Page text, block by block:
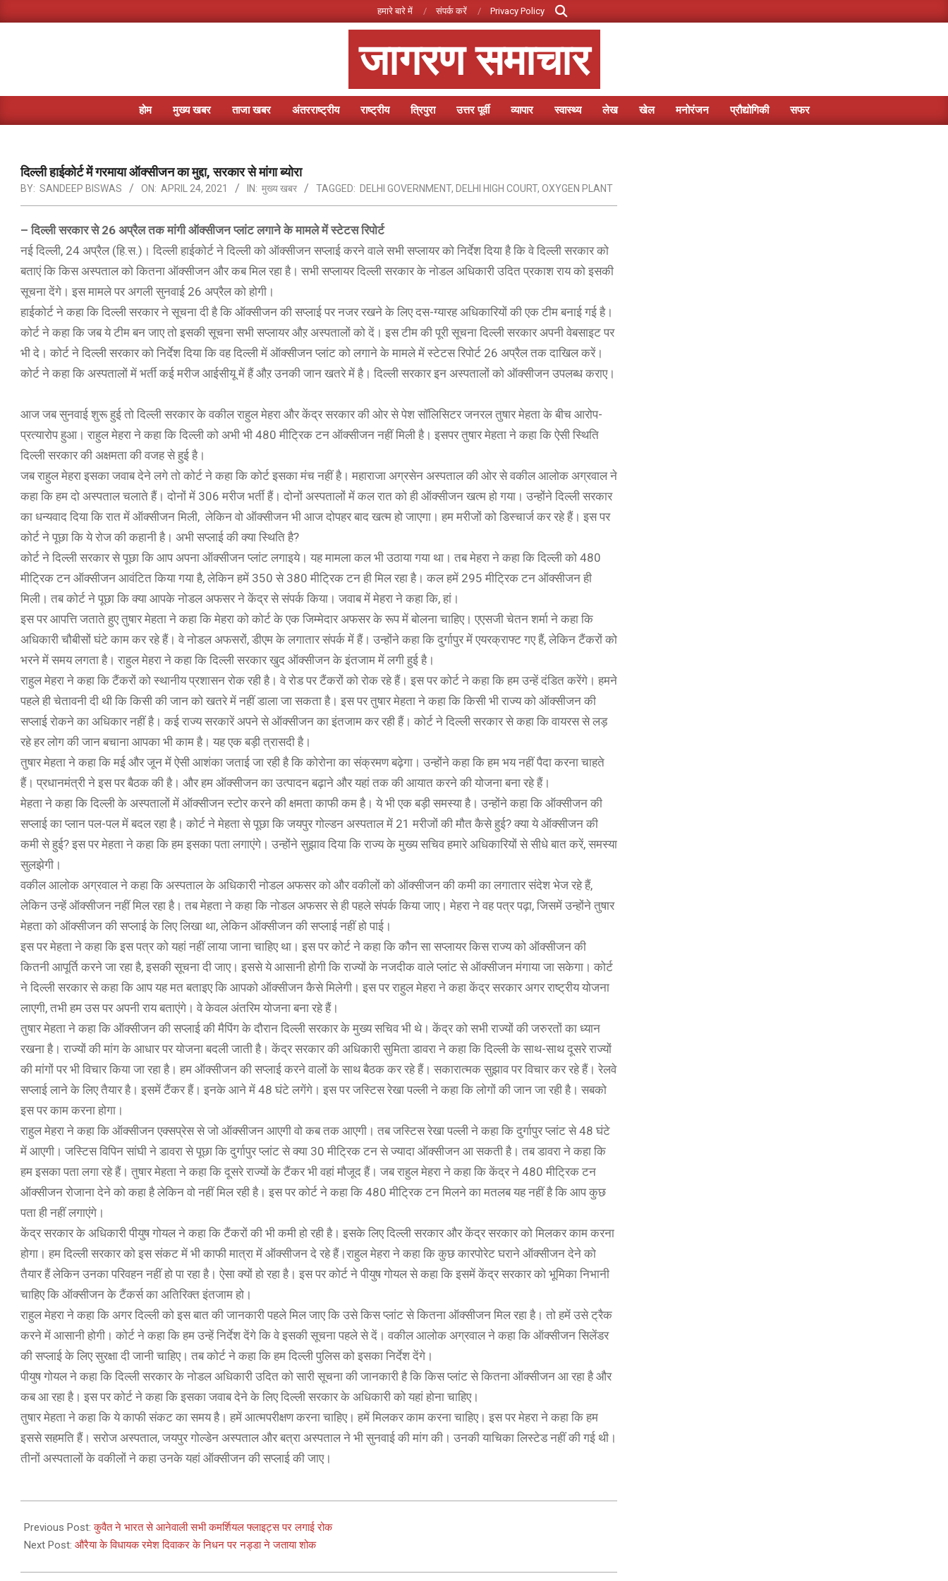
to
हमारे बारे में संपर्क करें Privacy Policy
Search
जागरण समाचार
Primary
होम मुख्य खबर ताजा खबर अंतरराष्ट्रीय राष्ट्रीय त्रिपुरा उत्तर पूर्वी व्यापार स्वास्थ्य लेख खेल मनोरंजन प्रौद्योगिकी सफर
दिल्ली हाईकोर्ट में गरमाया ऑक्सीजन का मुद्दा, सरकार से मांगा ब्योरा
BY: SANDEEP BISWAS ON: APRIL 24, 2021 IN: मुख्य खबर TAGGED: DELHI GOVERNMENT, DELHI HIGH COURT, OXYGEN PLANT
– दिल्ली सरकार से 26 अप्रैल तक मांगी ऑक्सीजन प्लांट लगाने के मामले में स्टेटस रिपोर्ट
नई दिल्ली, 24 अप्रैल (हि.स.)। दिल्ली हाईकोर्ट ने दिल्ली को ऑक्सीजन सप्लाई करने वाले सभी सप्लायर को निर्देश दिया है कि वे दिल्ली सरकार को
बताएं कि किस अस्पताल को कितना ऑक्सीजन और कब मिल रहा है। सभी सप्लायर दिल्ली सरकार के नोडल अधिकारी उदित प्रकाश राय को इसकी
सूचना देंगे। इस मामले पर अगली सुनवाई 26 अप्रैल को होगी।
हाईकोर्ट ने कहा कि दिल्ली सरकार ने सूचना दी है कि ऑक्सीजन की सप्लाई पर नजर रखने के लिए दस-ग्यारह अधिकारियों की एक टीम बनाई गई है।
कोर्ट ने कहा कि जब ये टीम बन जाए तो इसकी सूचना सभी सप्लायर औऱ अस्पतालों को दें। इस टीम की पूरी सूचना दिल्ली सरकार अपनी वेबसाइट पर
भी दे। कोर्ट ने दिल्ली सरकार को निर्देश दिया कि वह दिल्ली में ऑक्सीजन प्लांट को लगाने के मामले में स्टेटस रिपोर्ट 26 अप्रैल तक दाखिल करें।
कोर्ट ने कहा कि अस्पतालों में भर्ती कई मरीज आईसीयू में हैं औऱ उनकी जान खतरे में है। दिल्ली सरकार इन अस्पतालों को ऑक्सीजन उपलब्ध कराए।
आज जब सुनवाई शुरू हुई तो दिल्ली सरकार के वकील राहुल मेहरा और केंद्र सरकार की ओर से पेश सॉलिसिटर जनरल तुषार मेहता के बीच आरोप-
प्रत्यारोप हुआ। राहुल मेहरा ने कहा कि दिल्ली को अभी भी 480 मीट्रिक टन ऑक्सीजन नहीं मिली है। इसपर तुषार मेहता ने कहा कि ऐसी स्थिति
दिल्ली सरकार की अक्षमता की वजह से हुई है।
जब राहुल मेहरा इसका जवाब देने लगे तो कोर्ट ने कहा कि कोर्ट इसका मंच नहीं है। महाराजा अग्रसेन अस्पताल की ओर से वकील आलोक अग्रवाल ने
कहा कि हम दो अस्पताल चलाते हैं। दोनों में 306 मरीज भर्ती हैं। दोनों अस्पतालों में कल रात को ही ऑक्सीजन खत्म हो गया। उन्होंने दिल्ली सरकार
का धन्यवाद दिया कि रात में ऑक्सीजन मिली, लेकिन वो ऑक्सीजन भी आज दोपहर बाद खत्म हो जाएगा। हम मरीजों को डिस्चार्ज कर रहे हैं। इस पर
कोर्ट ने पूछा कि ये रोज की कहानी है। अभी सप्लाई की क्या स्थिति है?
कोर्ट ने दिल्ली सरकार से पूछा कि आप अपना ऑक्सीजन प्लांट लगाइये। यह मामला कल भी उठाया गया था। तब मेहरा ने कहा कि दिल्ली को 480
मीट्रिक टन ऑक्सीजन आवंटित किया गया है, लेकिन हमें 350 से 380 मीट्रिक टन ही मिल रहा है। कल हमें 295 मीट्रिक टन ऑक्सीजन ही
मिली। तब कोर्ट ने पूछा कि क्या आपके नोडल अफसर ने केंद्र से संपर्क किया। जवाब में मेहरा ने कहा कि, हां।
इस पर आपत्ति जताते हुए तुषार मेहता ने कहा कि मेहरा को कोर्ट के एक जिम्मेदार अफसर के रूप में बोलना चाहिए। एएसजी चेतन शर्मा ने कहा कि
अधिकारी चौबीसों घंटे काम कर रहे हैं। वे नोडल अफसरों, डीएम के लगातार संपर्क में हैं। उन्होंने कहा कि दुर्गापुर में एयरक्राफ्ट गए हैं, लेकिन टैंकरों को
भरने में समय लगता है। राहुल मेहरा ने कहा कि दिल्ली सरकार खुद ऑक्सीजन के इंतजाम में लगी हुई है।
राहुल मेहरा ने कहा कि टैंकरों को स्थानीय प्रशासन रोक रही है। वे रोड पर टैंकरों को रोक रहे हैं। इस पर कोर्ट ने कहा कि हम उन्हें दंडित करेंगे। हमने
पहले ही चेतावनी दी थी कि किसी की जान को खतरे में नहीं डाला जा सकता है। इस पर तुषार मेहता ने कहा कि किसी भी राज्य को ऑक्सीजन की
सप्लाई रोकने का अधिकार नहीं है। कई राज्य सरकारें अपने से ऑक्सीजन का इंतजाम कर रही हैं। कोर्ट ने दिल्ली सरकार से कहा कि वायरस से लड़
रहे हर लोग की जान बचाना आपका भी काम है। यह एक बड़ी त्रासदी है।
तुषार मेहता ने कहा कि मई और जून में ऐसी आशंका जताई जा रही है कि कोरोना का संक्रमण बढ़ेगा। उन्होंने कहा कि हम भय नहीं पैदा करना चाहते
हैं। प्रधानमंत्री ने इस पर बैठक की है। और हम ऑक्सीजन का उत्पादन बढ़ाने और यहां तक की आयात करने की योजना बना रहे हैं।
मेहता ने कहा कि दिल्ली के अस्पतालों में ऑक्सीजन स्टोर करने की क्षमता काफी कम है। ये भी एक बड़ी समस्या है। उन्होंने कहा कि ऑक्सीजन की
सप्लाई का प्लान पल-पल में बदल रहा है। कोर्ट ने मेहता से पूछा कि जयपुर गोल्डन अस्पताल में 21 मरीजों की मौत कैसे हुई? क्या ये ऑक्सीजन की
कमी से हुई? इस पर मेहता ने कहा कि हम इसका पता लगाएंगे। उन्होंने सुझाव दिया कि राज्य के मुख्य सचिव हमारे अधिकारियों से सीधे बात करें, समस्या
सुलझेगी।
वकील आलोक अग्रवाल ने कहा कि अस्पताल के अधिकारी नोडल अफसर को और वकीलों को ऑक्सीजन की कमी का लगातार संदेश भेज रहे हैं,
लेकिन उन्हें ऑक्सीजन नहीं मिल रहा है। तब मेहता ने कहा कि नोडल अफसर से ही पहले संपर्क किया जाए। मेहरा ने वह पत्र पढ़ा, जिसमें उन्होंने तुषार
मेहता को ऑक्सीजन की सप्लाई के लिए लिखा था, लेकिन ऑक्सीजन की सप्लाई नहीं हो पाई।
इस पर मेहता ने कहा कि इस पत्र को यहां नहीं लाया जाना चाहिए था। इस पर कोर्ट ने कहा कि कौन सा सप्लायर किस राज्य को ऑक्सीजन की
कितनी आपूर्ति करने जा रहा है, इसकी सूचना दी जाए। इससे ये आसानी होगी कि राज्यों के नजदीक वाले प्लांट से ऑक्सीजन मंगाया जा सकेगा। कोर्ट
ने दिल्ली सरकार से कहा कि आप यह मत बताइए कि आपको ऑक्सीजन कैसे मिलेगी। इस पर राहुल मेहरा ने कहा केंद्र सरकार अगर राष्ट्रीय योजना
लाएगी, तभी हम उस पर अपनी राय बताएंगे। वे केवल अंतरिम योजना बना रहे हैं।
तुषार मेहता ने कहा कि ऑक्सीजन की सप्लाई की मैपिंग के दौरान दिल्ली सरकार के मुख्य सचिव भी थे। केंद्र को सभी राज्यों की जरुरतों का ध्यान
रखना है। राज्यों की मांग के आधार पर योजना बदली जाती है। केंद्र सरकार की अधिकारी सुमिता डावरा ने कहा कि दिल्ली के साथ-साथ दूसरे राज्यों
की मांगों पर भी विचार किया जा रहा है। हम ऑक्सीजन की सप्लाई करने वालों के साथ बैठक कर रहे हैं। सकारात्मक सुझाव पर विचार कर रहे हैं। रेलवे
सप्लाई लाने के लिए तैयार है। इसमें टैंकर हैं। इनके आने में 48 घंटे लगेंगे। इस पर जस्टिस रेखा पल्ली ने कहा कि लोगों की जान जा रही है। सबको
इस पर काम करना होगा।
राहुल मेहरा ने कहा कि ऑक्सीजन एक्सप्रेस से जो ऑक्सीजन आएगी वो कब तक आएगी। तब जस्टिस रेखा पल्ली ने कहा कि दुर्गापुर प्लांट से 48 घंटे
में आएगी। जस्टिस विपिन सांघी ने डावरा से पूछा कि दुर्गापुर प्लांट से क्या 30 मीट्रिक टन से ज्यादा ऑक्सीजन आ सकती है। तब डावरा ने कहा कि
हम इसका पता लगा रहे हैं। तुषार मेहता ने कहा कि दूसरे राज्यों के टैंकर भी वहां मौजूद हैं। जब राहुल मेहरा ने कहा कि केंद्र ने 480 मीट्रिक टन
ऑक्सीजन रोजाना देने को कहा है लेकिन वो नहीं मिल रही है। इस पर कोर्ट ने कहा कि 480 मीट्रिक टन मिलने का मतलब यह नहीं है कि आप कुछ
पता ही नहीं लगाएंगे।
केंद्र सरकार के अधिकारी पीयुष गोयल ने कहा कि टैंकरों की भी कमी हो रही है। इसके लिए दिल्ली सरकार और केंद्र सरकार को मिलकर काम करना
होगा। हम दिल्ली सरकार को इस संकट में भी काफी मात्रा में ऑक्सीजन दे रहे हैं।राहुल मेहरा ने कहा कि कुछ कारपोरेट घराने ऑक्सीजन देने को
तैयार हैं लेकिन उनका परिवहन नहीं हो पा रहा है। ऐसा क्यों हो रहा है। इस पर कोर्ट ने पीयुष गोयल से कहा कि इसमें केंद्र सरकार को भूमिका निभानी
चाहिए कि ऑक्सीजन के टैंकर्स का अतिरिक्त इंतजाम हो।
राहुल मेहरा ने कहा कि अगर दिल्ली को इस बात की जानकारी पहले मिल जाए कि उसे किस प्लांट से कितना ऑक्सीजन मिल रहा है। तो हमें उसे ट्रैक
करने में आसानी होगी। कोर्ट ने कहा कि हम उन्हें निर्देश देंगे कि वे इसकी सूचना पहले से दें। वकील आलोक अग्रवाल ने कहा कि ऑक्सीजन सिलेंडर
की सप्लाई के लिए सुरक्षा दी जानी चाहिए। तब कोर्ट ने कहा कि हम दिल्ली पुलिस को इसका निर्देश देंगे।
पीयुष गोयल ने कहा कि दिल्ली सरकार के नोडल अधिकारी उदित को सारी सूचना की जानकारी है कि किस प्लांट से कितना ऑक्सीजन आ रहा है और
कब आ रहा है। इस पर कोर्ट ने कहा कि इसका जवाब देने के लिए दिल्ली सरकार के अधिकारी को यहां होना चाहिए।
तुषार मेहता ने कहा कि ये काफी संकट का समय है। हमें आत्मपरीक्षण करना चाहिए। हमें मिलकर काम करना चाहिए। इस पर मेहरा ने कहा कि हम
इससे सहमति हैं। सरोज अस्पताल, जयपुर गोल्डेन अस्पताल और बत्रा अस्पताल ने भी सुनवाई की मांग की। उनकी याचिका लिस्टेड नहीं की गई थी।
तीनों अस्पतालों के वकीलों ने कहा उनके यहां ऑक्सीजन की सप्लाई की जाए।
04-
24
Previous Post:कुवैत ने भारत से आनेवाली सभी कमर्शियल फ्लाइट्स पर लगाई रोक
Next Post: औरैया के विधायक रमेश दिवाकर के निधन पर नड्डा ने जताया शोक